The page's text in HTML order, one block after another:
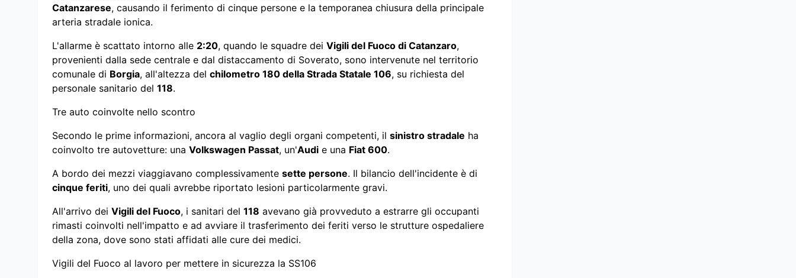
Catanzarese, causando il ferimento di cinque persone e la temporanea chiusura della principale
arteria stradale ionica.
L'allarme è scattato intorno alle 2:20, quando le squadre dei Vigili del Fuoco di Catanzaro,
provenienti dalla sede centrale e dal distaccamento di Soverato, sono intervenute nel territorio
comunale di Borgia, all'altezza del chilometro 180 della Strada Statale 106, su richiesta del
personale sanitario del 118.
Tre auto coinvolte nello scontro
Secondo le prime informazioni, ancora al vaglio degli organi competenti, il sinistro stradale ha
coinvolto tre autovetture: una Volkswagen Passat, un'Audi e una Fiat 600.
A bordo dei mezzi viaggiavano complessivamente sette persone. Il bilancio dell'incidente è di
cinque feriti, uno dei quali avrebbe riportato lesioni particolarmente gravi.
All'arrivo dei Vigili del Fuoco, i sanitari del 118 avevano già provveduto a estrarre gli occupanti
rimasti coinvolti nell'impatto e ad avviare il trasferimento dei feriti verso le strutture ospedaliere
della zona, dove sono stati affidati alle cure dei medici.
Vigili del Fuoco al lavoro per mettere in sicurezza la SS106